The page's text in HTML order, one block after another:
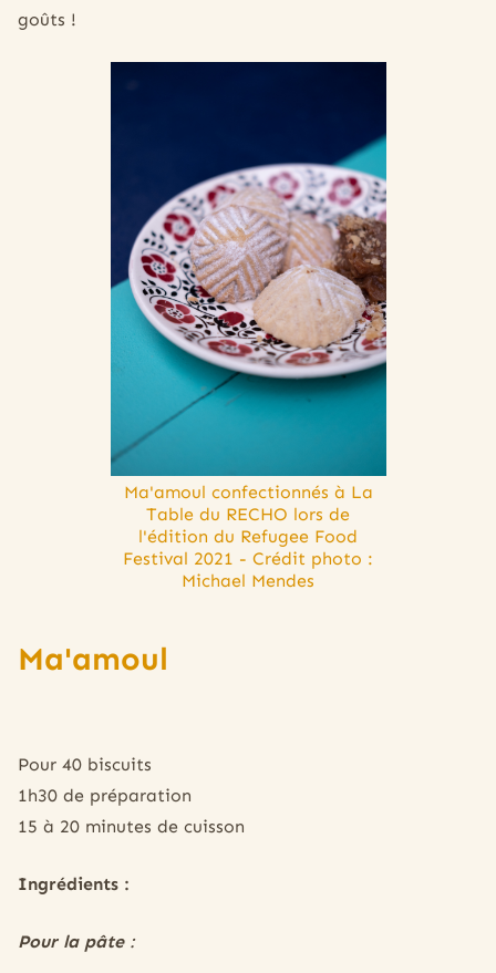
goûts !
Ma'amoul confectionnés à La
Table du RECHO lors de
l'édition du Refugee Food
Festival 2021 - Crédit photo :
Michael Mendes
Ma'amoul
Pour 40 biscuits
1h30 de préparation
15 à 20 minutes de cuisson
Ingrédients :
Pour la pâte: